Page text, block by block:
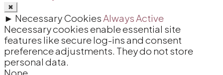
✖
► Necessary Cookies Always Active
Necessary cookies enable essential site
features like secure log-ins and consent
preference adjustments. They do not store
personal data.
None